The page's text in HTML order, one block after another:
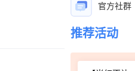
2天前
速计划
3天前
TikTok美区潘
官方社群
推荐活动